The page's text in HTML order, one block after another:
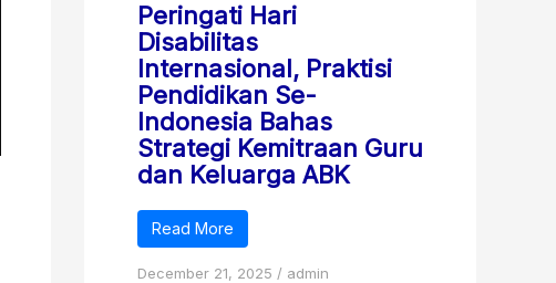
Peringati Hari
Disabilitas
Internasional, Praktisi
Pendidikan Se-
Indonesia Bahas
Strategi Kemitraan Guru
dan Keluarga ABK
Read More
December 21, 2025 / admin